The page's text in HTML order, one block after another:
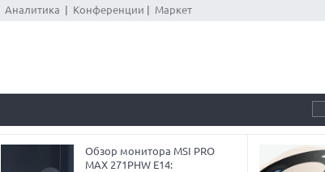
Аналитика Конференции Маркет
Обзор монитора MSI PRO
MAX 271PHW E14: